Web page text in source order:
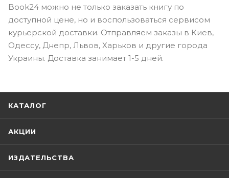
Book24 можно не только заказать книгу по
доступной цене, но и воспользоваться сервисом
курьерской доставки. Отправляем заказы в Киев,
Одессу, Днепр, Львов, Харьков и другие города
Украины. Доставка занимает 1-5 дней.
КАТАЛОГ
АКЦИИ
ИЗДАТЕЛЬСТВА